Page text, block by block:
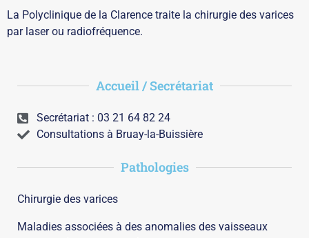
La Polyclinique de la Clarence traite la chirurgie des varices
par laser ou radiofréquence.
Accueil / Secrétariat
Secrétariat : 03 21 64 82 24
Consultations à Bruay-la-Buissière
Pathologies
Chirurgie des varices
Maladies associées à des anomalies des vaisseaux